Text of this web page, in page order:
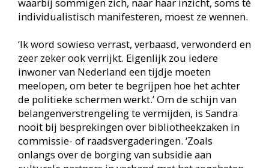
oog voor duurzaamheid en milieu, zoals zuinig
papiergebruik en gescheiden afval.’
Via Rijnbrink nam Sandra ook deel aan
verschillende studiereizen, onder andere naar
Zweden en Denemarken. ´In Malmö en
Kopenhagen vielen me vooral de jeugd- en
kinderafdelingen in de bibliotheek op. Dat zijn
complete verblijfplekken, met tapijt op de grond –
dus iedereen moet zijn schoenen uitdoen – en
ruimte voor kinder- en wandelwagens.
Bibliotheekbezoek wordt daardoor echt een uitje
voor iedereen, met een soort snoezelruimte om
te relaxen. Het gedeelte waar de